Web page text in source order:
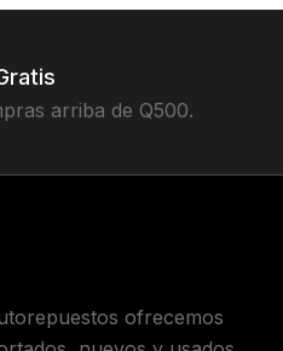
arriba de Q500.
ofrecemos